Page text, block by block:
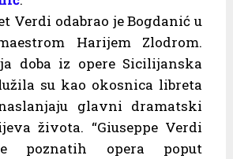
Verdi odabrao je Bogdanić u
Harijem Zlodrom.
doba iz opere Sicilijanska
su kao okosnica libreta
glavni dramatski
života. “Giuseppe Verdi
poznatih opera poput